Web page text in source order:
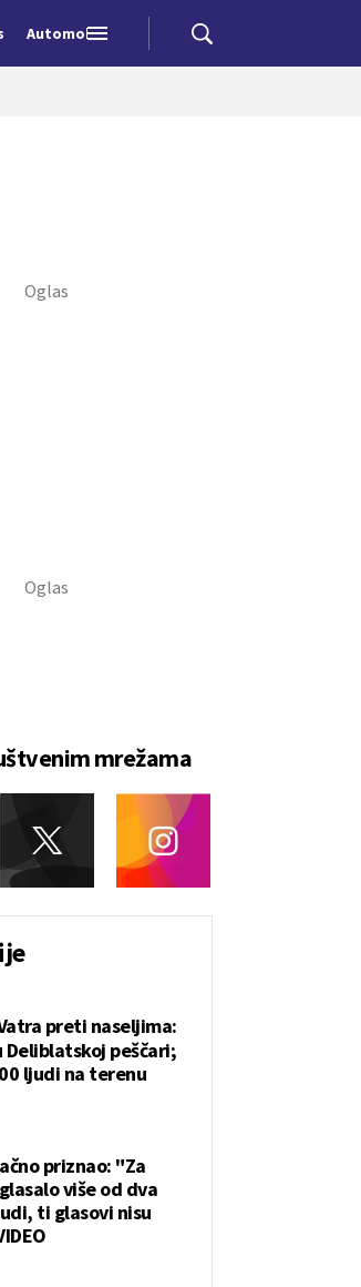
Automobili
mrežama
preti naseljima:
Deliblatskoj peščari;
ljudi na terenu
priznao: "Za
više od dva
ti glasovi nisu